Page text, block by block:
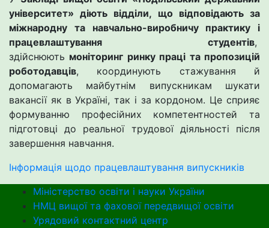
університет» діють відділи, що відповідають за
міжнародну та навчально-виробничу практику і
працевлаштування студентів,
здійснюють моніторинг ринку праці та пропозицій
роботодавців, координують стажування й
допомагають майбутнім випускникам шукати
вакансії як в Україні, так і за кордоном. Це сприяє
формуванню професійних компетентностей та
підготовці до реальної трудової діяльності після
завершення навчання.
Інформація щодо працевлаштування випускників
Міністерство освіти і науки України
НМЦ вищої та фахової передвищої освіти
Урядовий контактний центр